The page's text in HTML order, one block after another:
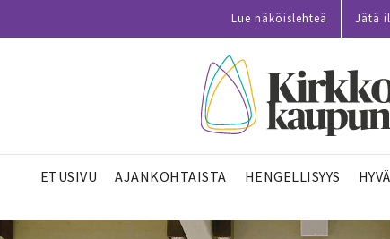
Lue näköislehteä Jätä
ETUSIVU AJANKOHTAISTA HENGELLISYYS